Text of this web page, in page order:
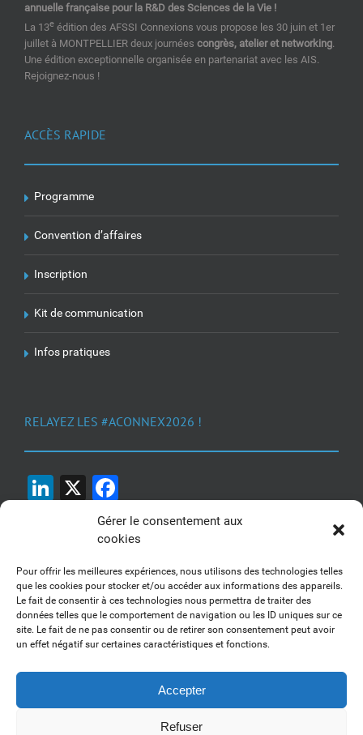
Gérer le consentement aux
cookies
Pour offrir les meilleures expériences, nous utilisons des technologies telles
que les cookies pour stocker et/ou accéder aux informations des appareils.
Le fait de consentir à ces technologies nous permettra de traiter des
données telles que le comportement de navigation ou les ID uniques sur ce
site. Le fait de ne pas consentir ou de retirer son consentement peut avoir
un effet négatif sur certaines caractéristiques et fonctions.
Accepter
Refuser
annuelle française pour la R&D des Sciences de la Vie !
La 13e édition des AFSSI Connexions vous propose les 30 juin et 1er
juillet à MONTPELLIER deux journées congrès, atelier et networking.
Une édition exceptionnelle organisée en partenariat avec les AIS.
Rejoignez-nous !
ACCÈS RAPIDE
Programme
Convention d’affaires
Inscription
Kit de communication
Infos pratiques
RELAYEZ LES #ACONNEX2026 !
LinkedIn
X
1, 2, 3... Buzzez !
Découvrez nos kits communication